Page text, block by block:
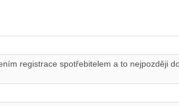
registrace spotřebitelem a to nejpozději